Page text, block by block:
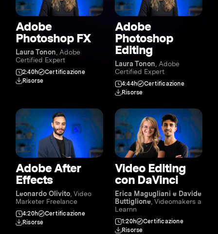
Adobe
Photoshop FX
Laura Tonon , Adobe
Certified Expert
2:40h
Certificazione
Risorse
Adobe
Photoshop
Editing
Laura Tonon , Adobe
Certified Expert
4:44h
Certificazione
Risorse
Adobe After
Effects
Leonardo Olivito , Video
Marketer Freelance
4:20h
Certificazione
Risorse
Video Editing
con DaVinci
Erica Magugliani e Davide
Buttiglione , Videomakers a
Learnn
1:20h
Certificazione
Risorse